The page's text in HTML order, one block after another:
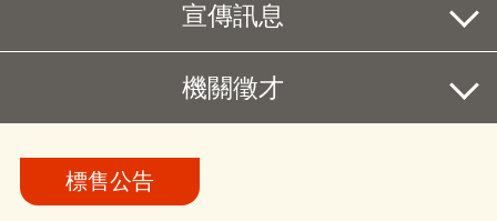
宣傳訊息
機關徵才
標售公告